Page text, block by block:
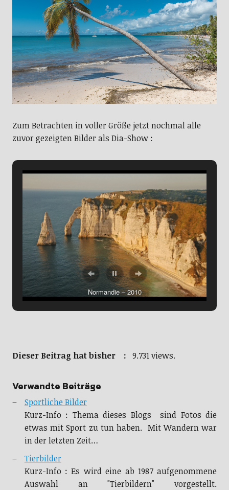
Zum Betrachten in voller Größe jetzt nochmal alle
zuvor gezeigten Bilder als Dia-Show :
Normandie – 2010
Cap Verde – 2011
Dieser Beitrag hat bisher : 9.731 views.
Verwandte Beiträge
Sportliche Bilder
Kurz-Info : Thema dieses Blogs sind Fotos die
etwas mit Sport zu tun haben. Mit Wandern war
in der letzten Zeit…
Tierbilder
Kurz-Info : Es wird eine ab 1987 aufgenommene
Auswahl an "Tierbildern" vorgestellt.